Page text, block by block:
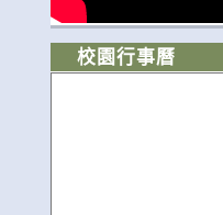
校園行事曆